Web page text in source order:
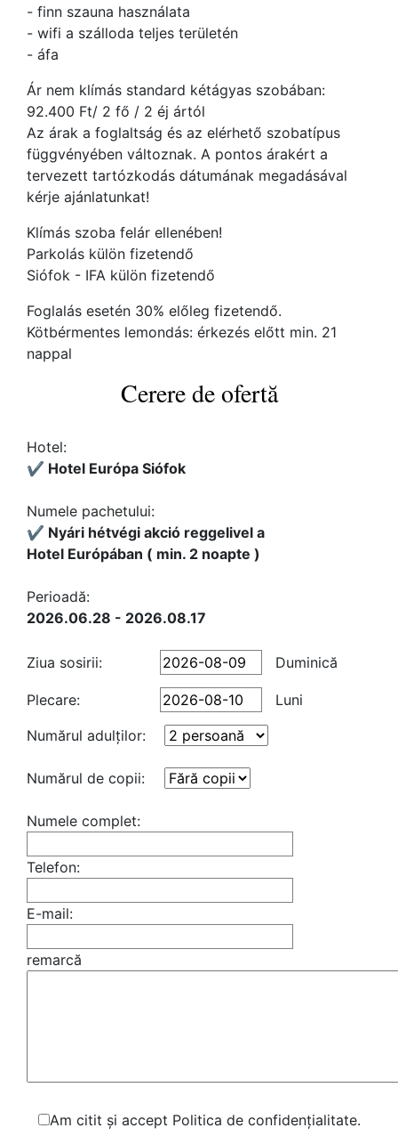
- finn szauna használata
- wifi a szálloda teljes területén
- áfa
Ár nem klímás standard kétágyas szobában:
92.400 Ft/ 2 fő / 2 éj ártól
Az árak a foglaltság és az elérhető szobatípus
függvényében változnak. A pontos árakért a
tervezett tartózkodás dátumának megadásával
kérje ajánlatunkat!
Klímás szoba felár ellenében!
Parkolás külön fizetendő
Siófok - IFA külön fizetendő
Foglalás esetén 30% előleg fizetendő.
Kötbérmentes lemondás: érkezés előtt min. 21
nappal
Cerere de ofertă
Hotel:
✔️ Hotel Európa Siófok
Numele pachetului:
✔️ Nyári hétvégi akció reggelivel a
Hotel Európában ( min. 2 noapte )
Perioadă:
2026.06.28 - 2026.08.17
Ziua sosirii: Duminică
Plecare:
Luni
Numărul adulţilor:
Numărul de copii:
Numele complet:
Telefon:
E-mail:
remarcă
Am citit și accept Politica de confidențialitate.